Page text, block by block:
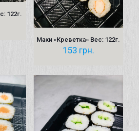
122г.
Маки «Креветка» Вес: 122г.
153 грн.